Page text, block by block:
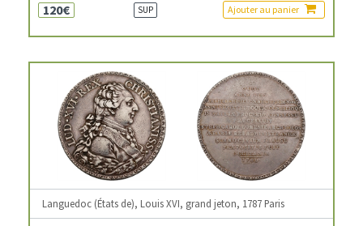
120€ SUP Ajouter au panier
Languedoc (États de), Louis XVI, grand jeton, 1787 Paris